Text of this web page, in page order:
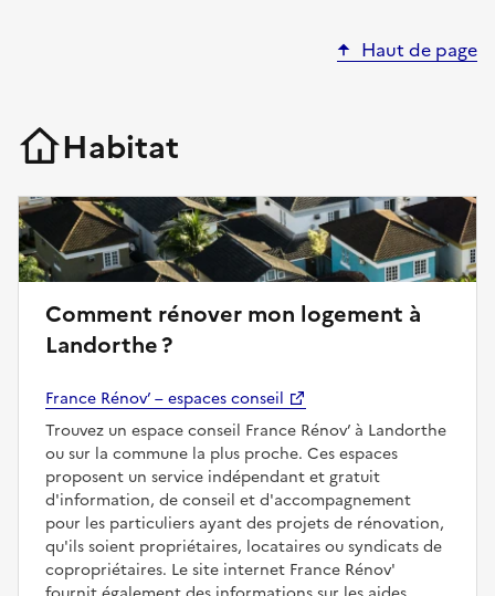
Haut de page
Habitat
Comment rénover mon logement à
Landorthe ?
France Rénov’ – espaces conseil
Trouvez un espace conseil France Rénov’ à Landorthe
ou sur la commune la plus proche. Ces espaces
proposent un service indépendant et gratuit
d'information, de conseil et d'accompagnement
pour les particuliers ayant des projets de rénovation,
qu'ils soient propriétaires, locataires ou syndicats de
copropriétaires. Le site internet France Rénov'